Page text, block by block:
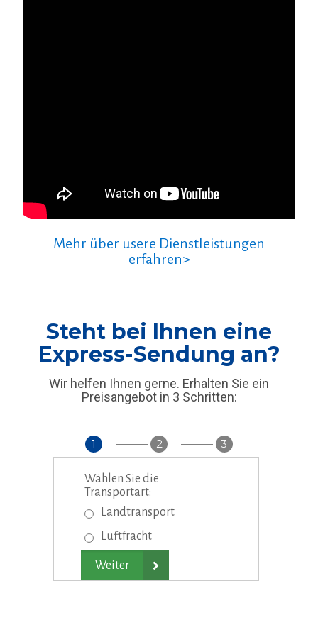
Mehr über usere Dienstleistungen
erfahren>
Steht bei Ihnen eine
Express-Sendung an?
Wir helfen Ihnen gerne. Erhalten Sie ein
Preisangebot in 3 Schritten:
1 2 3
Wählen Sie die
Transportart:
Landtransport
Luftfracht
